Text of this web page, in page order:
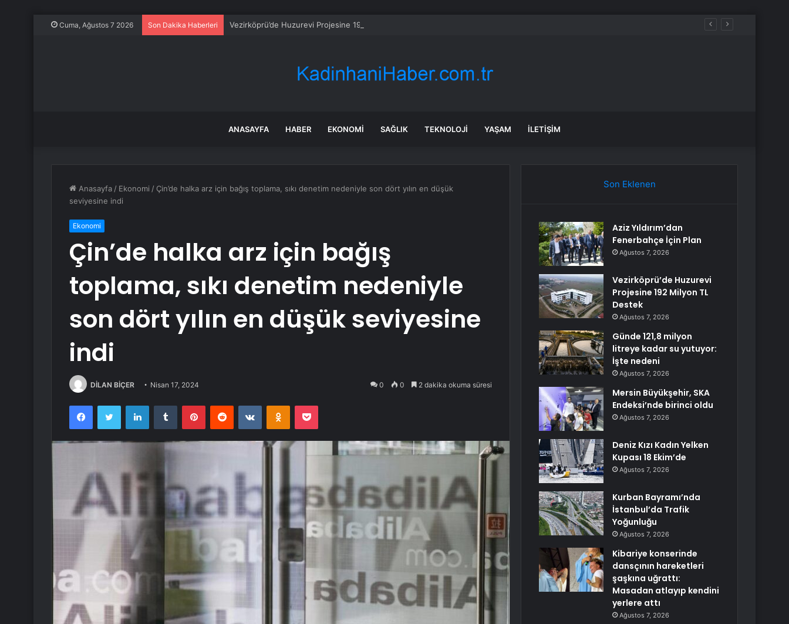
Cuma, Ağustos 7 2026 Son Dakika Haberleri Vezirköprü’de Huzurevi Projesine 192 Milyon TL Destek
ANASAYFA HABER EKONOMI SAĞLIK TEKNOLOJI YAŞAM İLETIŞIM
Anasayfa / Ekonomi / Çin’de halka arz için bağış toplama, sıkı denetim nedeniyle son dört yılın en düşük
seviyesine indi
Ekonomi
Çin’de halka arz için bağış
toplama, sıkı denetim nedeniyle
son dört yılın en düşük seviyesine
indi
DİLAN BİÇER Nisan 17, 2024 0 0 2 dakika okuma süresi
FacebookTwitter LinkedInTumblr PinterestReddit VKontakteOdnoklassniki
Pocket
Son Eklenen
Aziz Yıldırım’dan
Fenerbahçe İçin Plan
Ağustos 7, 2026
Vezirköprü’de Huzurevi
Projesine 192 Milyon TL
Destek
Ağustos 7, 2026
Günde 121,8 milyon
litreye kadar su yutuyor:
İşte nedeni
Ağustos 7, 2026
Mersin Büyükşehir, SKA
Endeksi’nde birinci oldu
Ağustos 7, 2026
Deniz Kızı Kadın Yelken
Kupası 18 Ekim’de
Ağustos 7, 2026
Kurban Bayramı’nda
İstanbul’da Trafik
Yoğunluğu
Ağustos 7, 2026
Kibariye konserinde
dansçının hareketleri
şaşkına uğrattı:
Masadan atlayıp kendini
yerlere attı
Ağustos 7, 2026